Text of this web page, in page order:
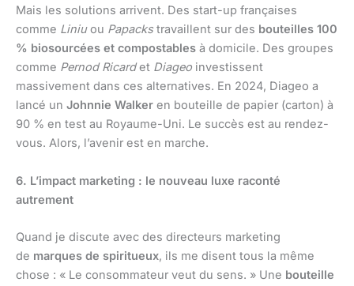
Mais les solutions arrivent. Des start-up françaises
comme Liniuou Papackstravaillent sur des bouteilles 100
% biosourcées et compostables à domicile. Des groupes
comme Pernod Ricardet Diageo investissent
massivement dans ces alternatives. En 2024, Diageo a
lancé un Johnnie Walker en bouteille de papier (carton) à
90 % en test au Royaume-Uni. Le succès est au rendez-
vous. Alors, l’avenir est en marche.
6. L’impact marketing : le nouveau luxe raconté
autrement
Quand je discute avec des directeurs marketing
de marques de spiritueux, ils me disent tous la même
chose : « Le consommateur veut du sens. » Une bouteille